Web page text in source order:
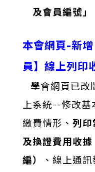
及會員編號」
本會網頁-新
員】線上列印
學會網頁已改
上系統--修改基
繳費情形、 列印
及換證費用收
編）
、線上通